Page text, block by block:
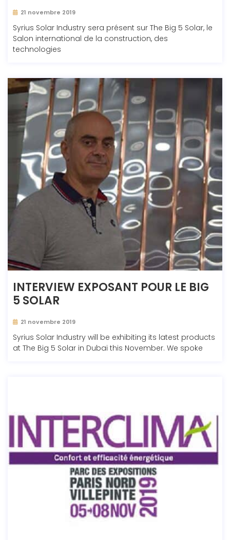
21 novembre 2019
Syrius Solar Industry sera présent sur The Big 5 Solar, le
Salon international de la construction, des
technologies
INTERVIEW EXPOSANT POUR LE BIG
5 SOLAR
21 novembre 2019
Syrius Solar Industry will be exhibiting its latest products
at The Big 5 Solar in Dubai this November. We spoke